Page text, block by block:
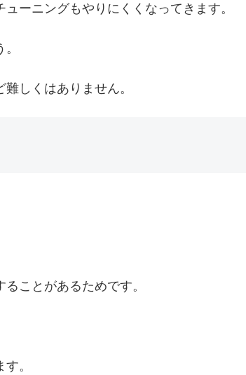
ーニングもやりにくくなってきます。
しくはありません。
ことがあるためです。
。